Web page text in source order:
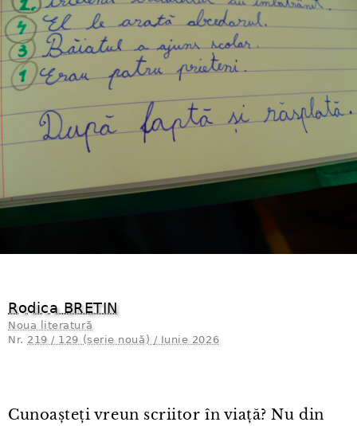
Rodica BRETIN
Noua literatură
Nr. 219 / 129 (serie nouă) / Iunie 2026
Cunoașteți vreun scriitor în viață? Nu din